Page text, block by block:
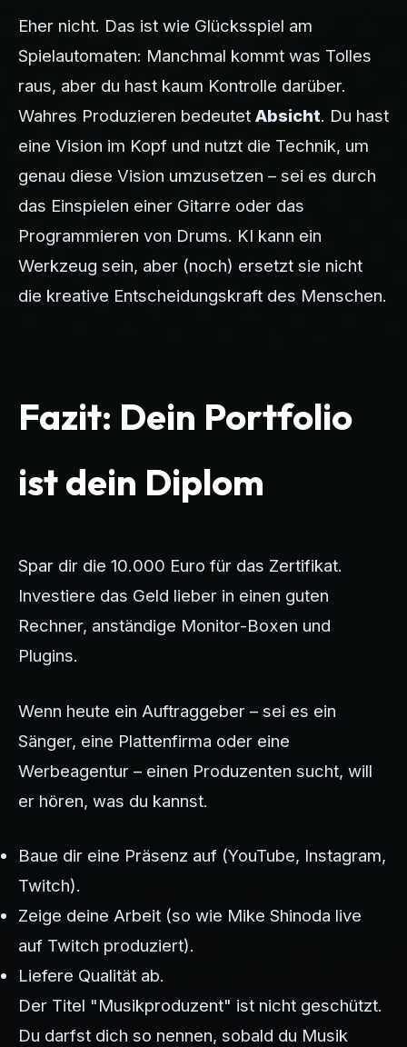
Eher nicht. Das ist wie Glücksspiel am
Spielautomaten: Manchmal kommt was Tolles
raus, aber du hast kaum Kontrolle darüber.
Wahres Produzieren bedeutet Absicht. Du hast
eine Vision im Kopf und nutzt die Technik, um
genau diese Vision umzusetzen – sei es durch
das Einspielen einer Gitarre oder das
Programmieren von Drums. KI kann ein
Werkzeug sein, aber (noch) ersetzt sie nicht
die kreative Entscheidungskraft des Menschen.
Fazit: Dein Portfolio
ist dein Diplom
Spar dir die 10.000 Euro für das Zertifikat.
Investiere das Geld lieber in einen guten
Rechner, anständige Monitor-Boxen und
Plugins.
Wenn heute ein Auftraggeber – sei es ein
Sänger, eine Plattenfirma oder eine
Werbeagentur – einen Produzenten sucht, will
er hören, was du kannst.
Baue dir eine Präsenz auf (YouTube, Instagram,
Twitch).
Zeige deine Arbeit (so wie Mike Shinoda live
auf Twitch produziert).
Liefere Qualität ab.
Der Titel "Musikproduzent" ist nicht geschützt.
Du darfst dich so nennen, sobald du Musik